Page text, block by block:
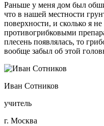
Раньше у меня дом был
что в нашей местности
поверхности, и сколько я
противогрибковыми
плесень появлялась, то
вообще забыл об этой
Иван Сотников
учитель
г. Москва